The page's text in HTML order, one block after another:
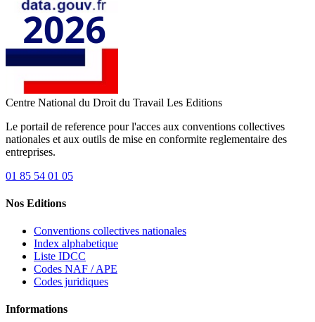
Centre National du Droit du Travail Les Editions
Le portail de reference pour l'acces aux conventions collectives
nationales et aux outils de mise en conformite reglementaire des
entreprises.
01 85 54 01 05
Nos Editions
Conventions collectives nationales
Index alphabetique
Liste IDCC
Codes NAF / APE
Codes juridiques
Informations